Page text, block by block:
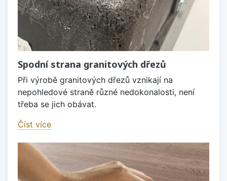
Spodní strana granitových dřezů
Při výrobě granitových dřezů vznikají na
nepohledové straně různé nedokonalosti, není
třeba se jich obávat.
Číst více